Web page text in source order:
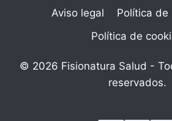
Aviso legal
Política de
Política de
© 2026 Fisionatura Salud -
reservados.